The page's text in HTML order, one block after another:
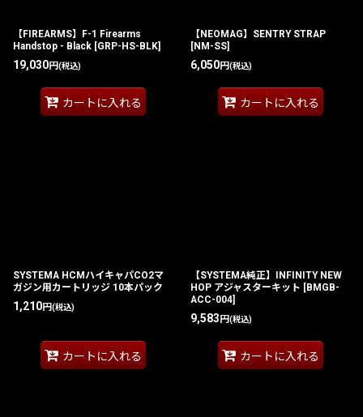
【FIREARMS】F-1 Firearms
Handstop - Black [GRP-HS-BLK]
19,030円(税込)
カートに入れる
【NEOMAG】SENTRY STRAP
[NM-SS]
6,050円(税込)
カートに入れる
SYSTEMA HCMハイキャパCO2マ
ガジン用カートリッジ 10本パック
1,210円(税込)
カートに入れる
【SYSTEMA純正】INFINITY NEW
HOP アジャスターキット [BMGB-
ACC-004]
9,583 円(税込)
カートに入れる